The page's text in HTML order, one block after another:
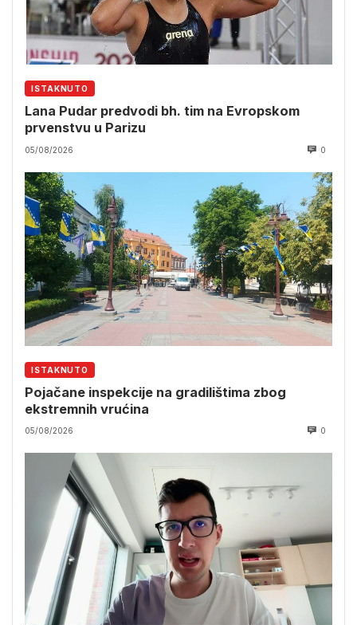
ISTAKNUTO
Lana Pudar predvodi bh. tim na Evropskom
prvenstvu u Parizu
05/08/2026 0
ISTAKNUTO
Pojačane inspekcije na gradilištima zbog
ekstremnih vrućina
05/08/2026 0